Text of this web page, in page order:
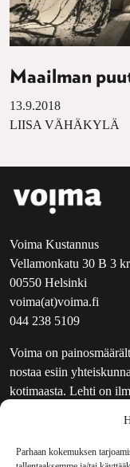
Parhaan kokemuksen
Maailman
13.9.2018
LIISA VÄHÄKYLÄ
Voima Kustannus
Vellamonkatu 30 B 3
00550 Helsinki
voima(at)voima.fi
044 238 5109
Voima on
nostaa esiin
kotimaasta. Lehti on
UUTISKIRJE